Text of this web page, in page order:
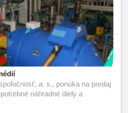
a. s., ponúka na predaj
náhradné diely a